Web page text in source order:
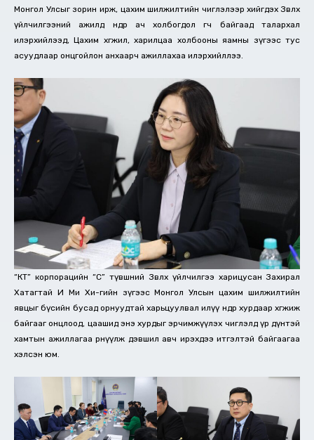
Монгол Улсыг зорин ирж, цахим шилжилтийн чиглэлээр хийгдэх Зөвлөх
үйлчилгээний ажилд өндөр ач холбогдол өгч байгаад талархал
илэрхийлээд, Цахим хөгжил, харилцаа холбооны яамны зүгээс тус
асуудлаар онцгойлон анхаарч ажиллахаа илэрхийллээ.
“КТ” корпорацийн “С” түвшний Зөвлөх үйлчилгээ харицусан Захирал
Хатагтай И Ми Хи-гийн зүгээс Монгол Улсын цахим шилжилтийн
явцыг бүсийн бусад орнуудтай харьцуулвал илүү өндөр хурдаар хөгжиж
байгааг онцлоод, цаашид энэ хурдыг эрчимжүүлэх чиглэлд үр дүнтэй
хамтын ажиллагаа өрнүүлж дэвшил авч ирэхдээ итгэлтэй байгаагаа
хэлсэн юм.